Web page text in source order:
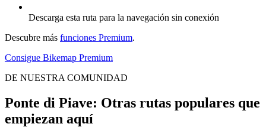
Descarga esta ruta para la navegación sin conexión
Descubre más funciones Premium.
Consigue Bikemap Premium
DE NUESTRA COMUNIDAD
Ponte di Piave: Otras rutas populares que
empiezan aquí